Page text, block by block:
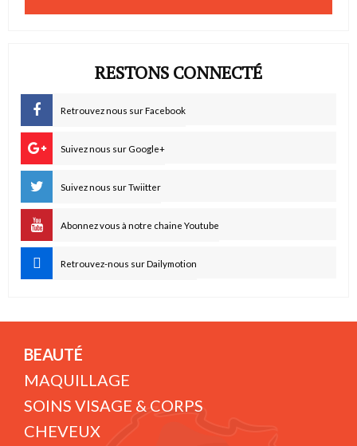
RESTONS CONNECTÉ
Retrouvez nous sur Facebook
Suivez nous sur Google+
Suivez nous sur Twiitter
Abonnez vous à notre chaine Youtube
Retrouvez-nous sur Dailymotion
BEAUTÉ
MAQUILLAGE
SOINS VISAGE & CORPS
CHEVEUX